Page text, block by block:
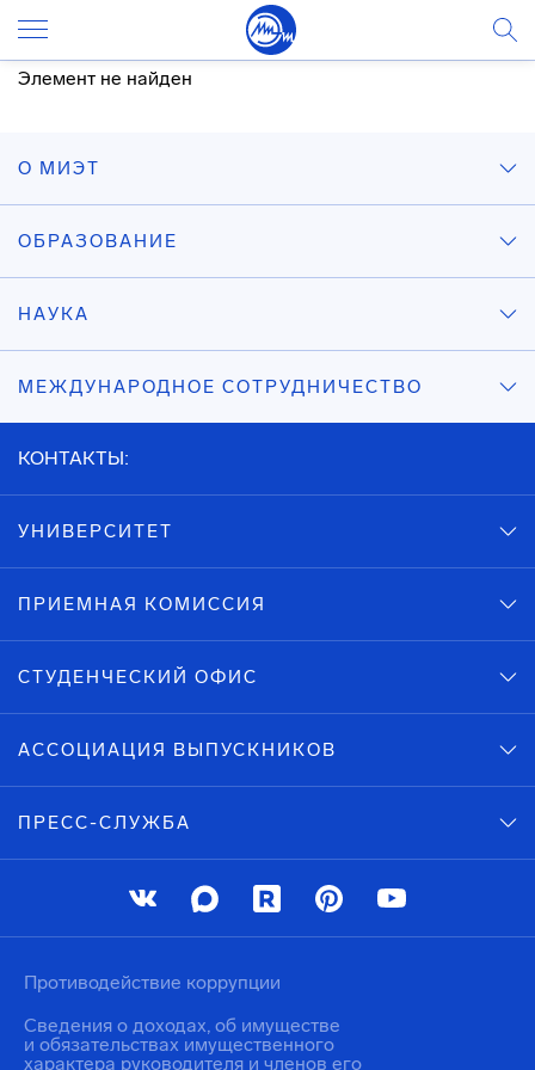
Элемент не найден
О МИЭТ
ОБРАЗОВАНИЕ
НАУКА
МЕЖДУНАРОДНОЕ СОТРУДНИЧЕСТВО
КОНТАКТЫ:
УНИВЕРСИТЕТ
ПРИЕМНАЯ КОМИССИЯ
СТУДЕНЧЕСКИЙ ОФИС
АССОЦИАЦИЯ ВЫПУСКНИКОВ
ПРЕСС-СЛУЖБА
Противодействие коррупции
Сведения о доходах, об имуществе
и обязательствах имущественного
характера руководителя и членов его